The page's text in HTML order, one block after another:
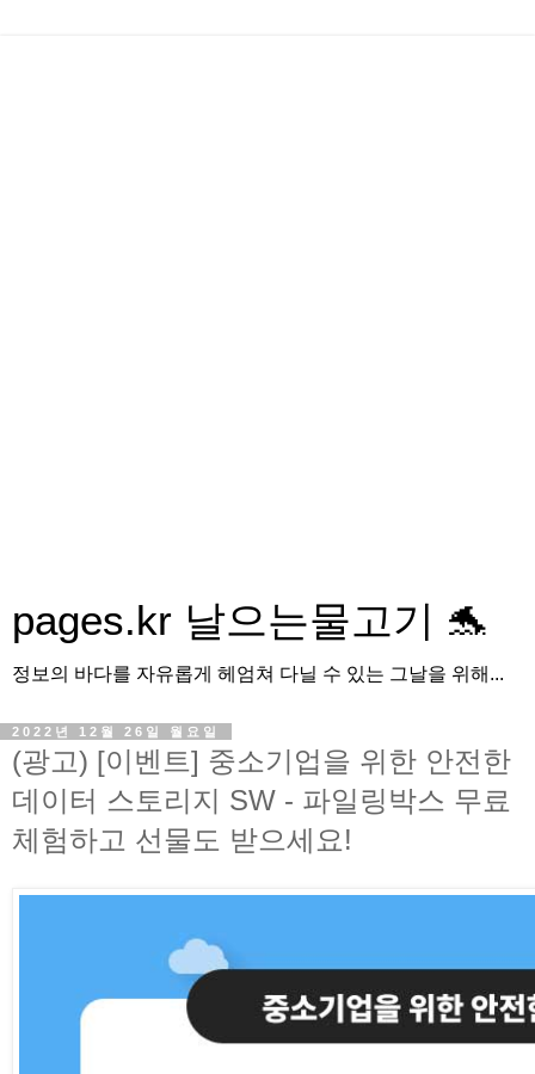
pages.kr 날으는물고기 🐬
정보의 바다를 자유롭게 헤엄쳐 다닐 수 있는 그날을 위해...
2022년 12월 26일 월요일
(광고) [이벤트] 중소기업을 위한 안전한
데이터 스토리지 SW - 파일링박스 무료
체험하고 선물도 받으세요!